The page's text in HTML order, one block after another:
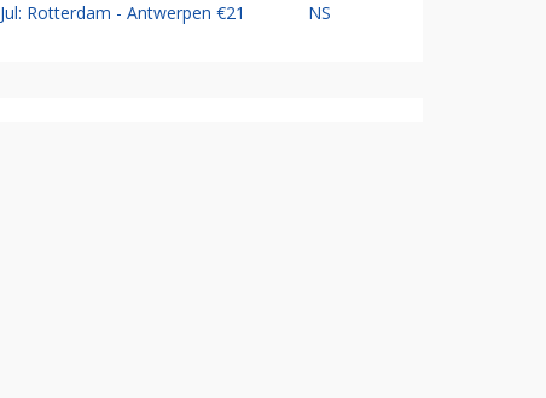
Jul: Rotterdam - Antwerpen €21 NS